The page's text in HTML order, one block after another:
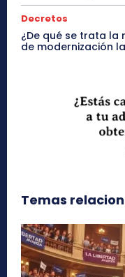
Decretos
¿De qué se trata la
de modernización
Temas